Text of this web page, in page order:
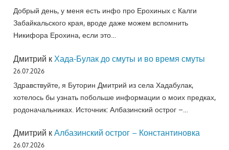
Добрый день, у меня есть инфо про Ерохиных с Калги
Забайкальского края, вроде даже можем вспомнить
Никифора Ерохина, если это…
Дмитрий к Хада-Булак до смуты и во время смуты
26.07.2026
Здравствуйте, я Буторин Дмитрий из села Хадабулак,
хотелось бы узнать побольше информации о моих предках,
родоначальниках. Источник: Албазинский острог –…
Дмитрий к Албазинский острог – Константиновка
26.07.2026